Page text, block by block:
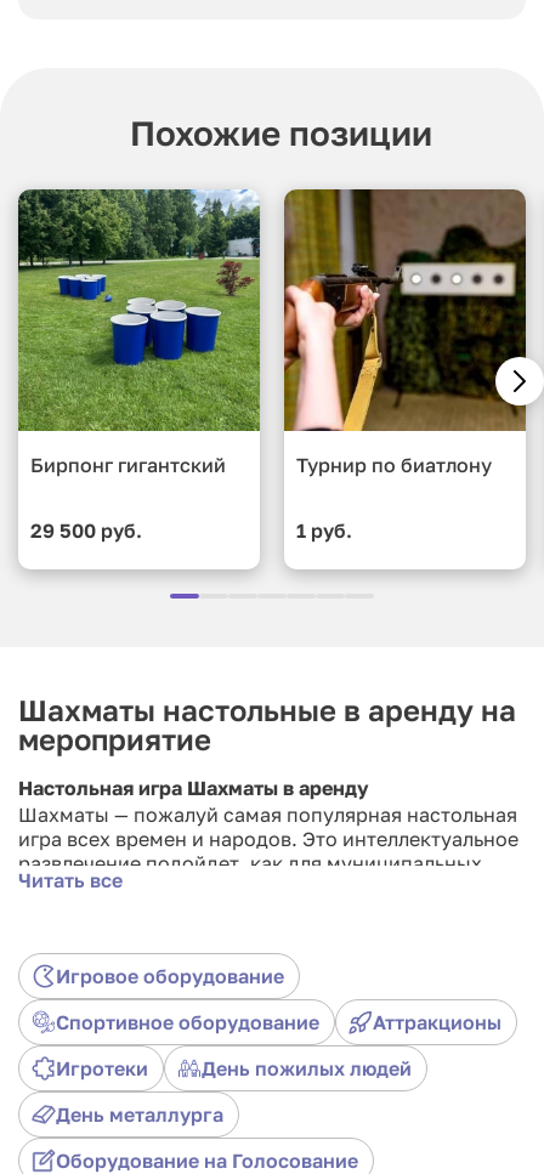
Похожие позиции
Бирпонг гигантский
29 500 руб.
Турнир по биатлону
1 руб.
Шахматы настольные в аренду на
мероприятие
Настольная игра Шахматы в аренду
Шахматы — пожалуй самая популярная настольная
игра всех времен и народов. Это интеллектуальное
развлечение подойдет, как для муниципальных
праздников на открытом воздухе, так и для
сразу соберется группа ценителей этого
развлечения.
Читать все
Игровое оборудование
Спортивное оборудование
Аттракционы
Игротеки
День пожилых людей
День металлурга
Оборудование на Голосование